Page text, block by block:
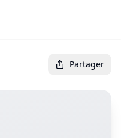
Partager